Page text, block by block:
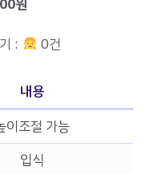
원
: 0건
내용
이조절 가능
입식